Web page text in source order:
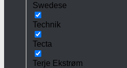
Swedese
Technik
Tecta
Terje Ekstrøm